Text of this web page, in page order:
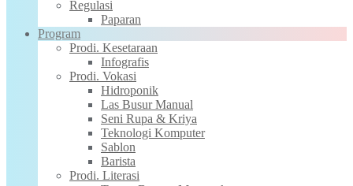
Regulasi
Paparan
Program
Prodi. Kesetaraan
Infografis
Prodi. Vokasi
Hidroponik
Las Busur Manual
Seni Rupa & Kriya
Teknologi Komputer
Sablon
Barista
Prodi. Literasi